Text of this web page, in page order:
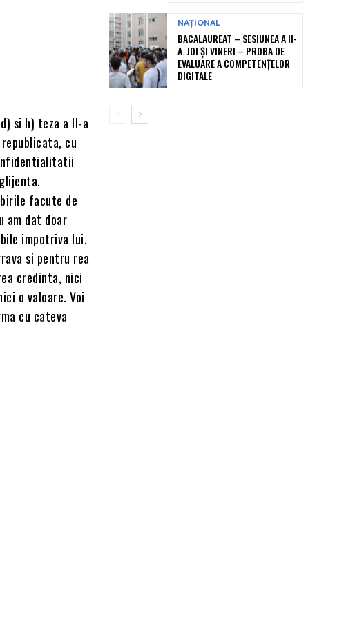
si h) teza a II-a
cu
facute de
am dat doar
impotriva lui.
si pentru rea
credinta, nici
o valoare. Voi
cu cateva
NAȚIONAL
BACALAUREAT – SESIUNEA A II-
A. JOI ȘI VINERI – PROBA DE
EVALUARE A COMPETENȚELOR
DIGITALE